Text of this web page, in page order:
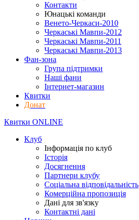
Контакти
Юнацькі команди
Венето-Черкаси-2010
Черкаські Мавпи-2012
Черкаські Мавпи-2011
Черкаські Мавпи-2013
Фан-зона
Група підтримки
Наші фани
Інтернет-магазин
Квитки
Донат
Квитки ONLINE
Клуб
Інформація по клуб
Історія
Досягнення
Партнери клубу
Соціальна відповідальність
Комерційна пропозиція
Дані для зв'язку
Контактні дані